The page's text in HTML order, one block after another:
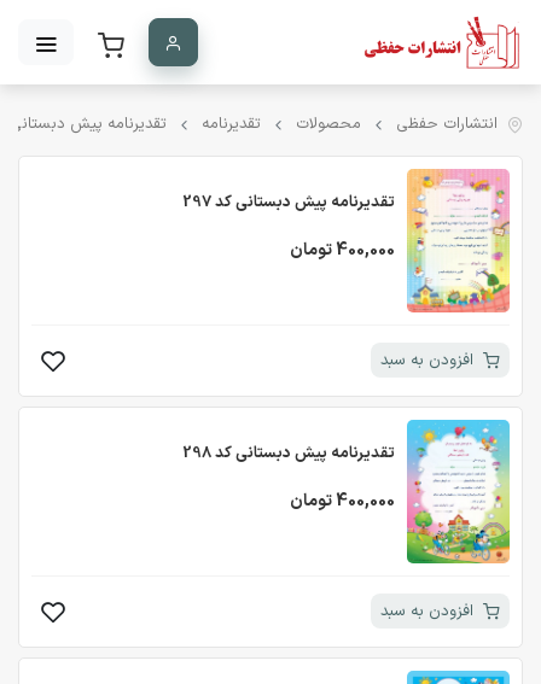
انتشارات حفظی محصولات تقدیرنامه تقدیرنامه پیش دبستانی
تقدیرنامه پیش دبستانی کد 297
400,000 تومان
افزودن به سبد
تقدیرنامه پیش دبستانی کد 298
400,000 تومان
افزودن به سبد